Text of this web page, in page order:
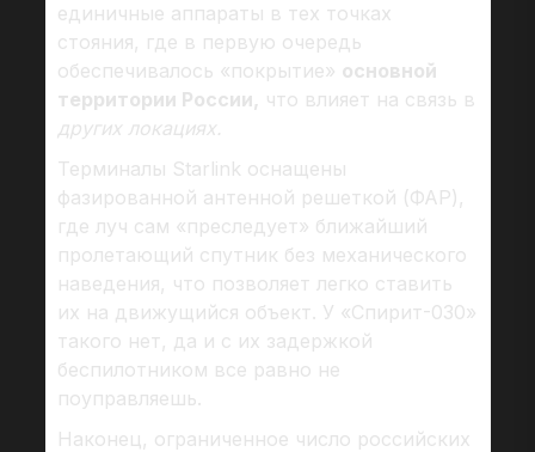
единичные аппараты в тех точках
стояния, где в первую очередь
обеспечивалось «покрытие» основной
территории России, что влияет на связь в
других локациях.
Терминалы Starlink оснащены
фазированной антенной решеткой (ФАР),
где луч сам «преследует» ближайший
пролетающий спутник без механического
наведения, что позволяет легко ставить
их на движущийся объект. У «Спирит-030»
такого нет, да и с их задержкой
беспилотником все равно не
поуправляешь.
Наконец, ограниченное число российских